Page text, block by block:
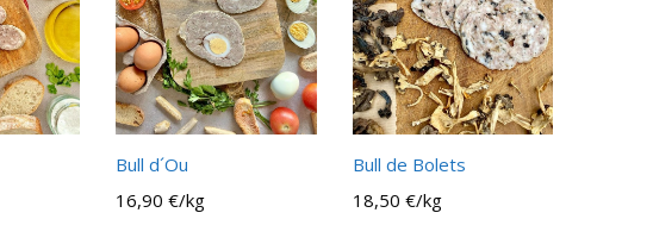
Bull d´Ou
16,90 €/kg
Bull de Bolets
18,50 €/kg